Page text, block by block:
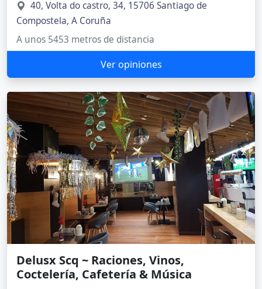
40, Volta do castro, 34, 15706 Santiago de
Compostela, A Coruña
A unos 5453 metros de distancia
Ver opiniones
Delusx Scq ~ Raciones, Vinos,
Coctelería, Cafetería & Música